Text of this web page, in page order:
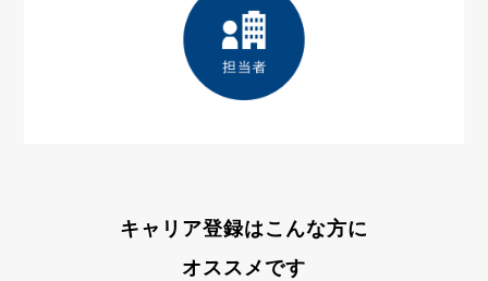
キャリア登録はこんな方に
オススメです